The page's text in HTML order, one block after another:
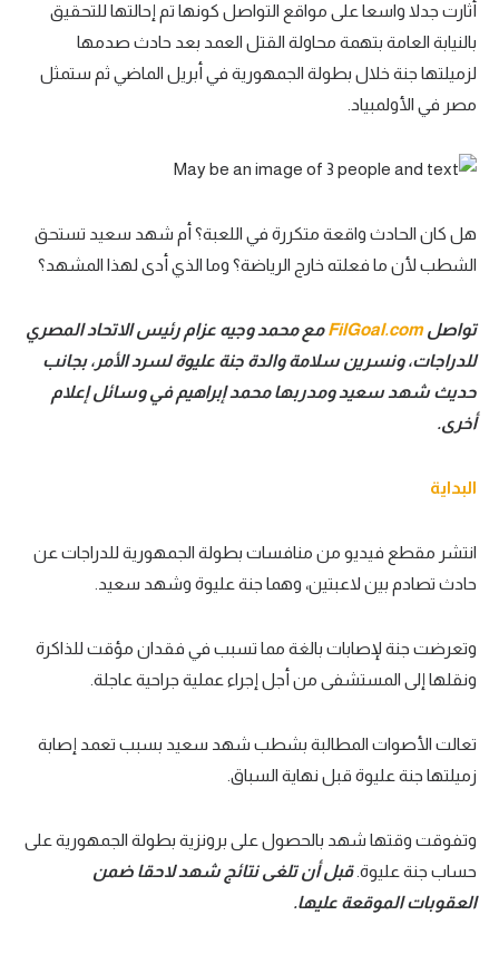
أثارت جدلا واسعا على مواقع التواصل كونها تم إحالتها للتحقيق
بالنيابة العامة بتهمة محاولة القتل العمد بعد حادث صدمها
لزميلتها جنة خلال بطولة الجمهورية في أبريل الماضي ثم ستمثل
مصر في الأولمبياد.
هل كان الحادث واقعة متكررة في اللعبة؟ أم شهد سعيد تستحق
الشطب لأن ما فعلته خارج الرياضة؟ وما الذي أدى لهذا المشهد؟
تواصلFilGoal.comمع محمد وجيه عزام رئيس الاتحاد المصري
للدراجات، ونسرين سلامة والدة جنة عليوة لسرد الأمر، بجانب
حديث شهد سعيد ومدربها محمد إبراهيم في وسائل إعلام
أخرى.
البداية
انتشر مقطع فيديو من منافسات بطولة الجمهورية للدراجات عن
حادث تصادم بين لاعبتين، وهما جنة عليوة وشهد سعيد.
وتعرضت جنة لإصابات بالغة مما تسبب في فقدان مؤقت للذاكرة
ونقلها إلى المستشفى من أجل إجراء عملية جراحية عاجلة.
تعالت الأصوات المطالبة بشطب شهد سعيد بسبب تعمد إصابة
زميلتها جنة عليوة قبل نهاية السباق.
وتفوقت وقتها شهد بالحصول على برونزية بطولة الجمهورية على
حساب جنة عليوة.قبل أن تلغى نتائج شهد لاحقا ضمن
العقوبات الموقعة عليها.